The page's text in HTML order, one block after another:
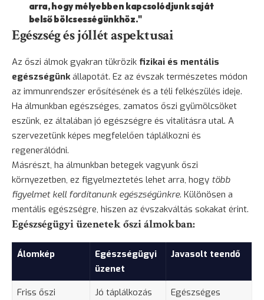
arra, hogy mélyebben kapcsolódjunk saját
belső bölcsességünkhöz."
Egészség és jóllét aspektusai
Az őszi álmok gyakran tükrözik fizikai és mentális
egészségünkállapotát. Ez az évszak természetes módon
az immunrendszer erősítésének és a téli felkészülés ideje.
Ha álmunkban egészséges, zamatos őszi gyümölcsöket
eszünk, ez általában jó egészségre és vitalitásra utal. A
szervezetünk képes megfelelően táplálkozni és
regenerálódni.
Másrészt, ha álmunkban betegek vagyunk őszi
környezetben, ez figyelmeztetés lehet arra, hogy több
figyelmet kell fordítanunk egészségünkre. Különösen a
mentális egészségre, hiszen az évszakváltás sokakat érint.
Egészségügyi üzenetek őszi álmokban:
Álomkép
Egészségügyi
üzenet
Javasolt teendő
Friss őszi
Jó táplálkozás
Egészséges